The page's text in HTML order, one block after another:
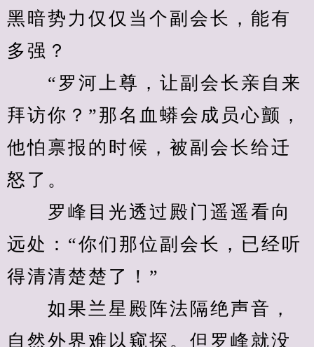
黑暗势力仅仅当个副会长，能有
多强？
“罗河上尊，让副会长亲自来
拜访你？”那名血蟒会成员心颤，
他怕禀报的时候，被副会长给迁
怒了。
罗峰目光透过殿门遥遥看向
远处：“你们那位副会长，已经听
得清清楚楚了！”
如果兰星殿阵法隔绝声音，
自然外界难以窥探。但罗峰就没